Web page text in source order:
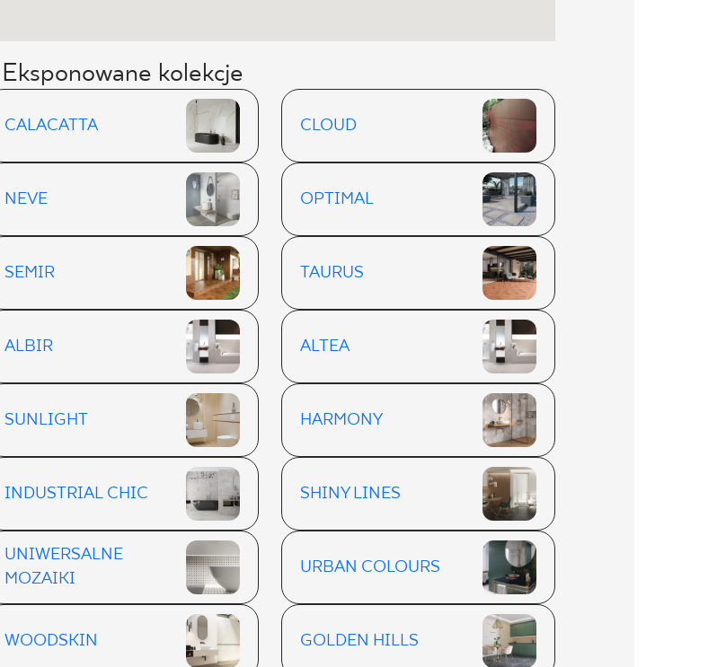
Eksponowane kolekcje
CALACATTA CLOUD
NEVE OPTIMAL
SEMIR TAURUS
ALBIR ALTEA
SUNLIGHT HARMONY
INDUSTRIAL CHIC SHINY LINES
UNIWERSALNE
MOZAIKI
URBAN COLOURS
WOODSKIN GOLDEN HILLS